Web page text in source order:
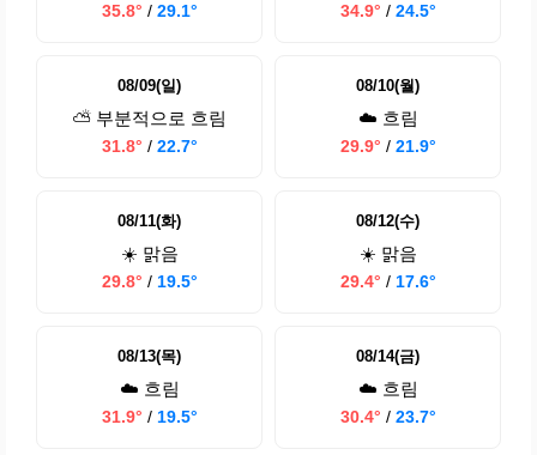
35.8° / 29.1° 34.9° / 24.5°
08/09(일)
⛅ 부분적으로 흐림
31.8° / 22.7°
08/10(월)
☁️ 흐림
29.9° / 21.9°
08/11(화)
☀️ 맑음
29.8° / 19.5°
08/12(수)
☀️ 맑음
29.4° / 17.6°
08/13(목)
☁️ 흐림
31.9° / 19.5°
08/14(금)
☁️ 흐림
30.4° / 23.7°